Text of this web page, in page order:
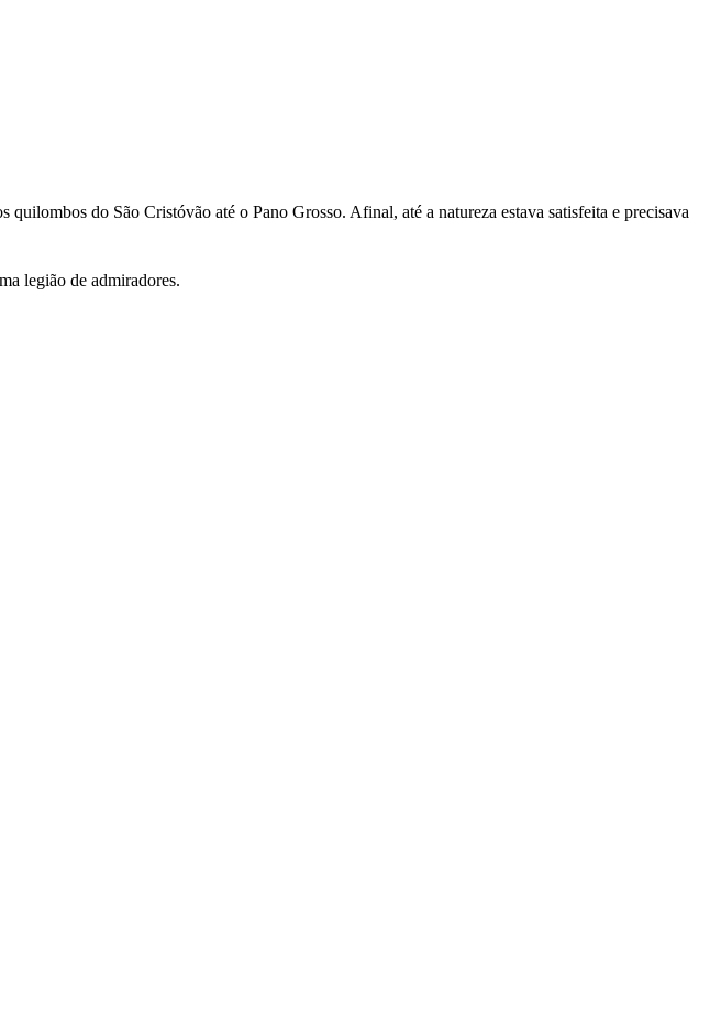
do São Cristóvão até o Pano Grosso. Afinal, até a natureza estava satisfeita e precisava
legião de admiradores.